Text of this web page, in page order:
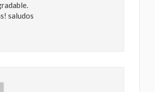
saludos